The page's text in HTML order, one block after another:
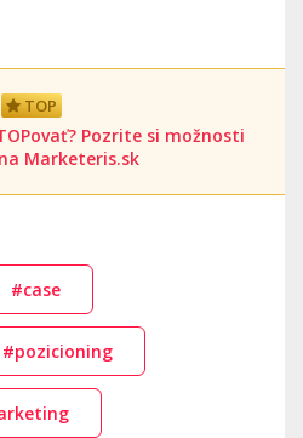
TOP
Pozrite si možnosti
Marketeris.sk
#case
#pozicioning